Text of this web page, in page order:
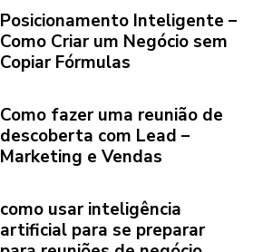
Posicionamento Inteligente –
Como Criar um Negócio sem
Copiar Fórmulas
Como fazer uma reunião de
descoberta com Lead –
Marketing e Vendas
como usar inteligência
artificial para se preparar